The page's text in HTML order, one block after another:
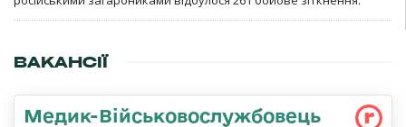
ВАКАНСІЇ
Медик-Військовослужбовець